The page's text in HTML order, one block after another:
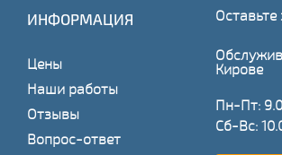
ИНФОРМАЦИЯ
Цены
Наши работы
Отзывы
Вопрос-ответ
Оставьте
Кирове
Пн-Пт:
Сб-Вс: